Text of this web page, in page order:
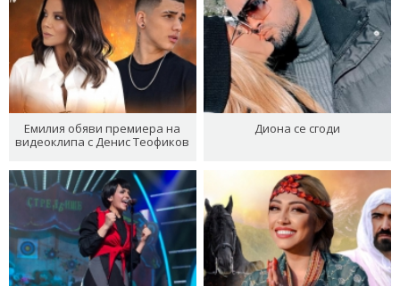
Емилия обяви премиера на
видеоклипа с Денис Теофиков
Диона се сгоди